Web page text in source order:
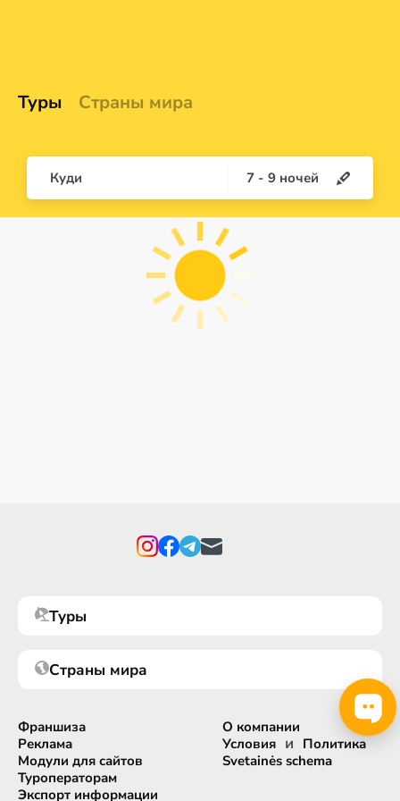
Туры Страны мира
Куди 7 - 9 ночей
Туры
Страны мира
Франшиза
Реклама
Модули для сайтов
Туроператорам
Экспорт информации
О компании
Условия и Политика
Svetainės schema